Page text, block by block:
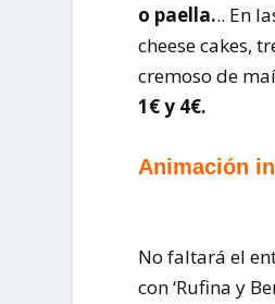
o paella... En
cheese cakes,
cremoso de
1€ y 4€.
Animación
No faltará el
con ‘Rufina y